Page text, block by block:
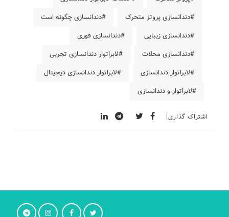
#دندانسازی پروتز متحرک
#دندانسازی چگونه است
#دندانسازی زیبایی
#دندانسازی فوری
#دندانسازی محلات
#لابراتوار دندانسازی تجربی
#لابراتوار دندانسازی
#لابراتوار دندانسازی دیجیتال
#لابراتوار و دندانسازی
اشتراک گذاری